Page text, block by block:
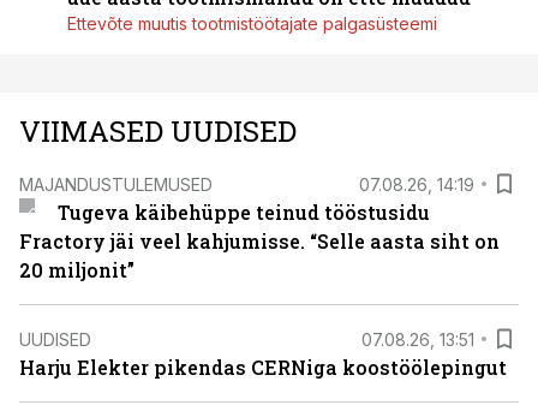
Ettevõte muutis tootmistöötajate palgasüsteemi
VIIMASED UUDISED
MAJANDUSTULEMUSED 07.08.26, 14:19
Tugeva käibehüppe teinud tööstusidu
Fractory jäi veel kahjumisse. “Selle aasta siht on
20 miljonit”
UUDISED 07.08.26, 13:51
Harju Elekter pikendas CERNiga koostöölepingut